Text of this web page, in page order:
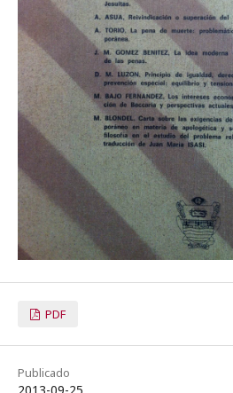
PDF
Publicado
2013-09-25